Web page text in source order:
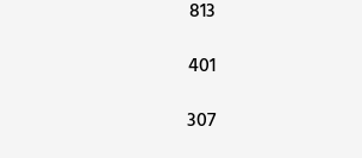
813
401
307